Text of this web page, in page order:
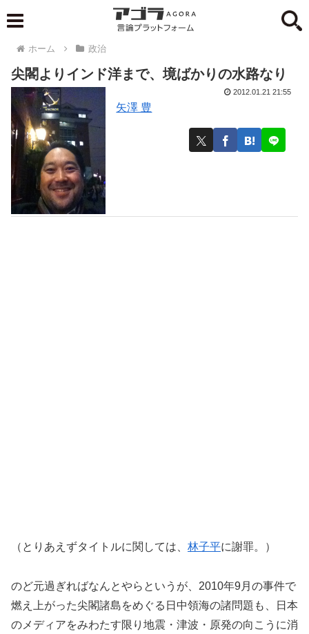
ホーム 政治
尖閣よりインド洋まで、境ばかりの水路なり
矢澤 豊
2012.01.21 21:55
（とりあえずタイトルに関しては、 林子平に謝罪。）
のど元過ぎればなんとやらというが、2010年9月の事件で
燃え上がった尖閣諸島をめぐる日中領海の諸問題も、日本
のメディアをみわたす限り地震・津波・原発の向こうに消